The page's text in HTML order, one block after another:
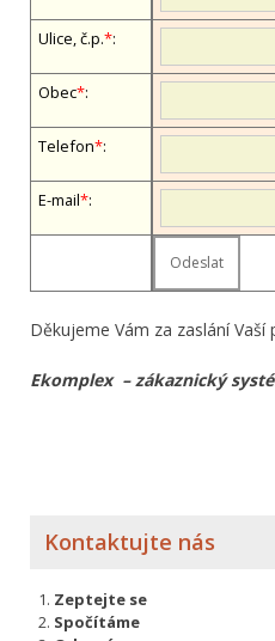
Ulice, č.p.*:
Obec*:
Telefon*:
E-mail*:
Děkujeme Vám za zaslání Vaší
Ekomplex – zákaznický
Kontaktujte nás
Zeptejte se
Spočítáme